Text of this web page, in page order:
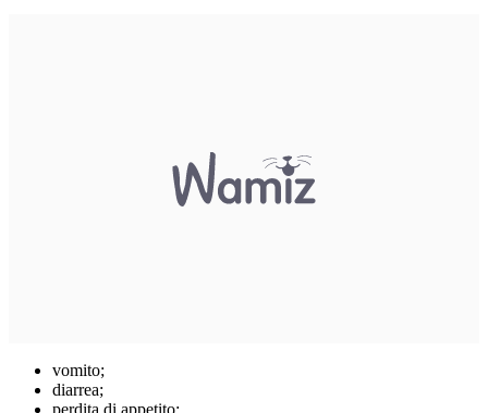
vomito;
diarrea;